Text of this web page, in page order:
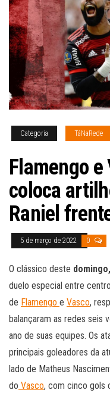
Categoria TáNaRede
Flamengo
coloca
Raniel
5 de março de 2022 0
O clássico deste
duelo especial entre
de Flamengo e Vasco,
balançaram as redes seis
ano de suas equipes. Os
principais goleadores da
lado de Matheus
do Vasco, com cinco gols